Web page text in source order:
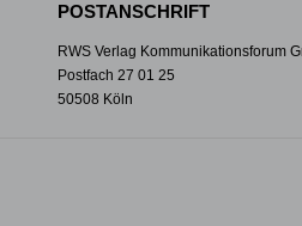
POSTANSCHRIFT
RWS Verlag Kommunikationsforum
Postfach 27 01 25
50508 Köln